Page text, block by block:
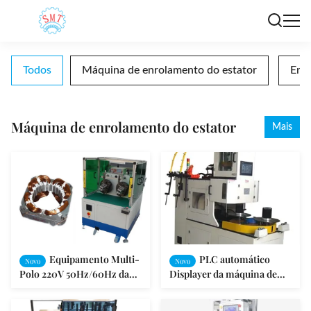
Todos Máquina de enrolamento do estator
Máquina de enrolamento do estator Mais
Novo
Equipamento Multi-
Polo 220V 50Hz/60Hz da
enrolamento do estator
Novo
PLC automático
Displayer da máquina de
diâmetro de fio de 0.2~1.0